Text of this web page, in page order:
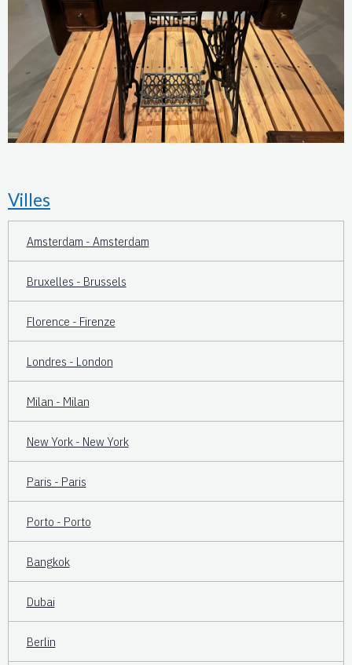
Villes
Amsterdam - Amsterdam
Bruxelles - Brussels
Florence - Firenze
Londres - London
Milan - Milan
New York - New York
Paris - Paris
Porto - Porto
Bangkok
Dubai
Berlin